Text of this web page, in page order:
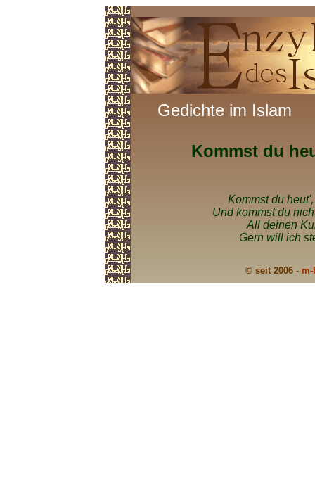
Gedichte im Islam
Kommst du
Kommst du
Und kommst du
All deinen
Gern will ich
© seit 2006 -